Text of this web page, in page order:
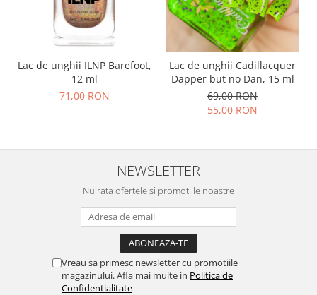
Lac de unghii ILNP Barefoot,
12 ml
71,00 RON
Lac de unghii Cadillacquer
Dapper but no Dan, 15 ml
69,00 RON
55,00 RON
NEWSLETTER
Nu rata ofertele si promotiile noastre
Vreau sa primesc newsletter cu promotiile
magazinului. Afla mai multe in Politica de
Confidentialitate